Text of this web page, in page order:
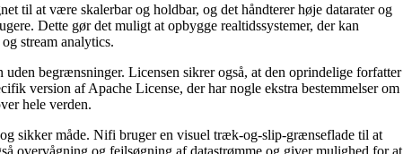
til at være skalerbar og holdbar, og det håndterer høje datarater og
Dette gør det muligt at opbygge realtidssystemer, der kan
stream analytics.
begrænsninger. Licensen sikrer også, at den oprindelige forfatter
version af Apache License, der har nogle ekstra bestemmelser om
hele verden.
sikker måde. Nifi bruger en visuel træk-og-slip-grænseflade til at
overvågning og fejlsøgning af datastrømme og giver mulighed for at